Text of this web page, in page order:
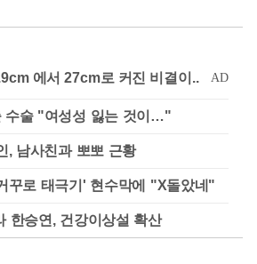
수술 "여성성 잃는 것이…"
, 남사친과 뽀뽀 근황
꾸로 태극기' 현수막에 "X돌았네"
한승연, 건강이상설 확산